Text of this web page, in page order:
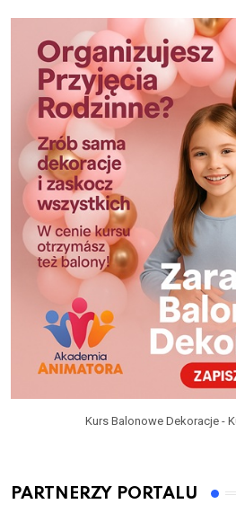
Kurs Balonowe Dekoracje -
PARTNERZY PORTALU